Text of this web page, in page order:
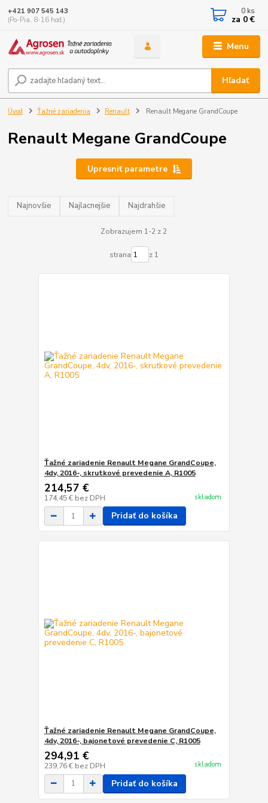
Menu
Hľadať
+421 907 545 143
(Po-Pia, 8-16 hod.)
0 ks
za 0 €
Úvod Ťažné zariadenia Renault Renault Megane GrandCoupe
Renault Megane GrandCoupe
Upresniť parametre
Najnovšie Najlacnejšie Najdrahšie
Zobrazujem 1-2 z 2
strana z 1
Ťažné zariadenie Renault Megane GrandCoupe,
4dv, 2016-, skrutkové prevedenie A, R1005
214,57 €
174,45 € bez DPH skladom
Pridať do košíka
Ťažné zariadenie Renault Megane GrandCoupe,
4dv, 2016-, bajonetové prevedenie C, R1005
294,91 €
239,76 € bez DPH skladom
Pridať do košíka